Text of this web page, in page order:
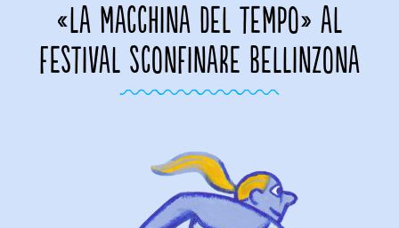
«LA MACCHINA DEL TEMPO» AL
FESTIVAL SCONFINARE BELLINZONA